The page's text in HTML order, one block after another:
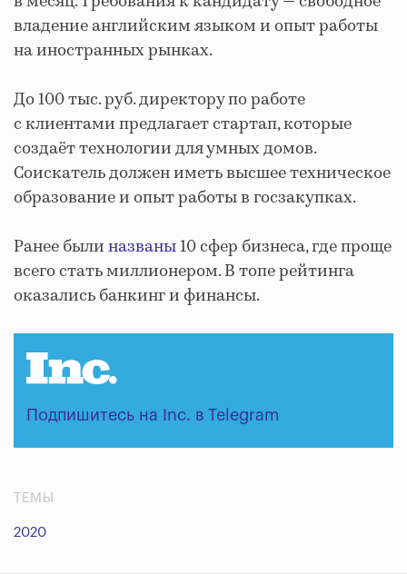
владение английским языком и опыт работы
на иностранных рынках.
До 100 тыс. руб. директору по работе
с клиентами предлагает стартап, которые
создаёт технологии для умных домов.
Соискатель должен иметь высшее техническое
образование и опыт работы в госзакупках.
Ранее былиназваны10 сфер бизнеса, где проще
всего стать миллионером. В топе рейтинга
оказались банкинг и финансы.
Подпишитесь на Inc. в Telegram
ТЕМЫ
2020